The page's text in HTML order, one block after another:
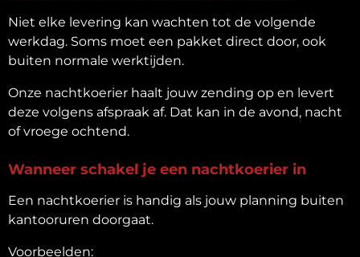
Niet elke levering kan wachten tot de volgende
werkdag. Soms moet een pakket direct door, ook
buiten normale werktijden.
Onze nachtkoerier haalt jouw zending op en levert
deze volgens afspraak af. Dat kan in de avond, nacht
of vroege ochtend.
Wanneer schakel je een nachtkoerier in
Een nachtkoerier is handig als jouw planning buiten
kantooruren doorgaat.
Voorbeelden: